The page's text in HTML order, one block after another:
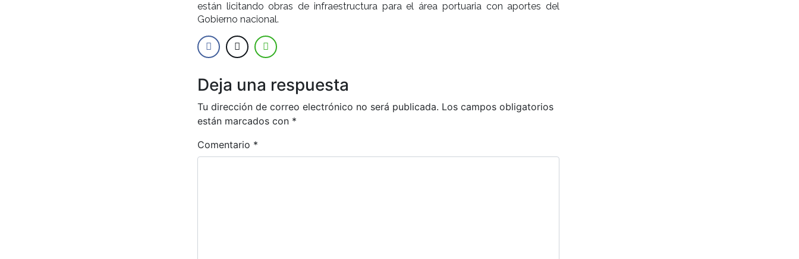
están licitando obras de infraestructura para el área portuaria con aportes del
Gobierno nacional.
Deja una respuesta
Tu dirección de correo electrónico no será publicada. Los campos obligatorios
están marcados con *
Comentario *